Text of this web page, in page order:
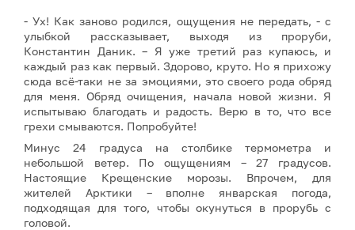
- Ух! Как заново родился, ощущения не передать, - с
улыбкой рассказывает, выходя из проруби,
Константин Даник. – Я уже третий раз купаюсь, и
каждый раз как первый. Здорово, круто. Но я прихожу
сюда всё-таки не за эмоциями, это своего рода обряд
для меня. Обряд очищения, начала новой жизни. Я
испытываю благодать и радость. Верю в то, что все
грехи смываются. Попробуйте!
Минус 24 градуса на столбике термометра и
небольшой ветер. По ощущениям – 27 градусов.
Настоящие Крещенские морозы. Впрочем, для
жителей Арктики – вполне январская погода,
подходящая для того, чтобы окунуться в прорубь с
головой.